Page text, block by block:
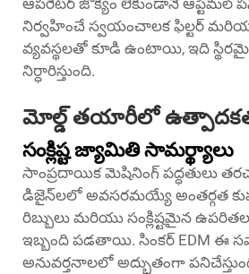
నిర్వహించే స్వయంచాలక ఫిల్టర్ మరియు
వ్యవస్థలతో కూడి ఉంటాయి, ఇది
నిర్ధారిస్తుంది.
మోల్డ్ తయారీలో
సంక్లిష్ట జ్యామితి సామర్థ్యాలు
సాంప్రదాయిక మెషినింగ్ పద్ధతులు
డిజైన్‌లలో అవసరమయ్యే అంతర్గత
రిబ్బులు మరియు సంక్లిష్టమైన
ఇబ్బంది పడతాయి. సింకర్ EDM ఈ
అనువర్తనాలలో అద్భుతంగా